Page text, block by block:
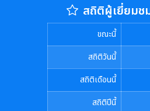
สถิติผู้เยี่ยมช
ขณะนี้
สถิติวันนี้
สถิติเดือนนี้
สถิติปีนี้